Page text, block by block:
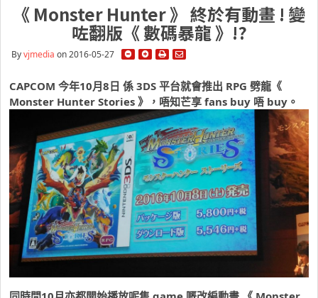
《 Monster Hunter 》 終於有動畫 ! 變
咗翻版《 數碼暴龍 》!?
Byvjmedia on 2016-05-27
CAPCOM 今年10月8日 係 3DS 平台就會推出 RPG 劈龍《
Monster Hunter Stories 》，唔知芒享 fans buy 唔 buy。